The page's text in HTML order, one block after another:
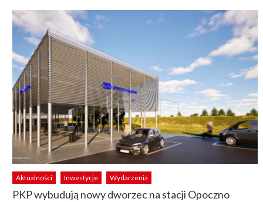
Aktualności Inwestycje Wydarzenia
PKP wybudują nowy dworzec na stacji Opoczno